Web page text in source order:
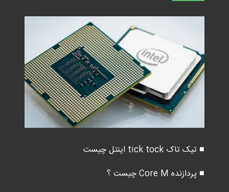
■ تیک تاک tick tock اینتل چیست
■ پردازنده Core M چیست ؟